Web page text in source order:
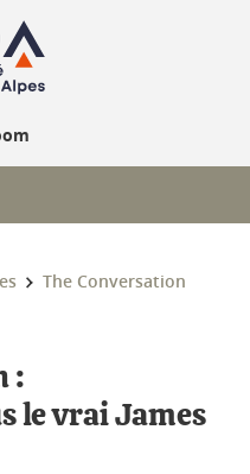
The Conversation
:
le vrai James